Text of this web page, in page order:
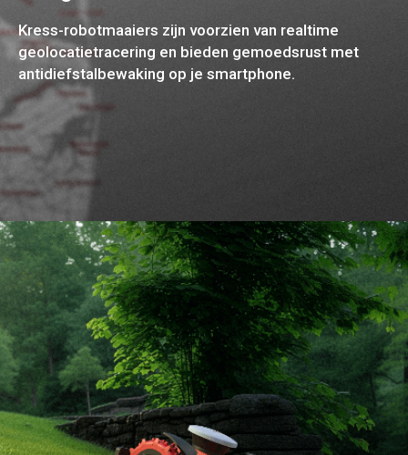
Kress-robotmaaiers zijn voorzien van realtime
geolocatietracering en bieden gemoedsrust met
antidiefstalbewaking op je smartphone.